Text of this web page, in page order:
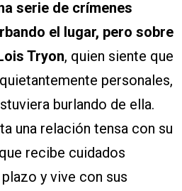
serie de crímenes
el lugar, pero sobre
Tryon, quien siente que
personales,
burlando de ella.
una relación tensa con su
recibe cuidados
y vive con sus